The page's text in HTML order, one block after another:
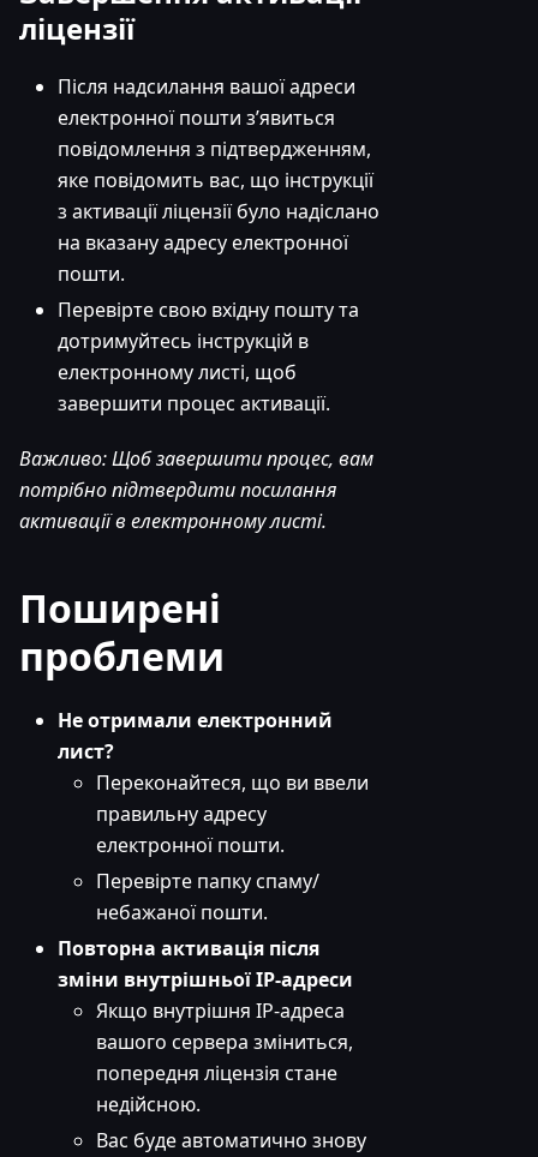
ліцензії
Після надсилання вашої адреси
електронної пошти з’явиться
повідомлення з підтвердженням,
яке повідомить вас, що інструкції
з активації ліцензії було надіслано
на вказану адресу електронної
пошти.
Перевірте свою вхідну пошту та
дотримуйтесь інструкцій в
електронному листі, щоб
завершити процес активації.
Важливо: Щоб завершити процес, вам
потрібно підтвердити посилання
активації в електронному листі.
Поширені
проблеми
Не отримали електронний
лист?
Переконайтеся, що ви ввели
правильну адресу
електронної пошти.
Перевірте папку спаму/
небажаної пошти.
Повторна активація після
зміни внутрішньої IP-адреси
Якщо внутрішня IP-адреса
вашого сервера зміниться,
попередня ліцензія стане
недійсною.
Вас буде автоматично знову